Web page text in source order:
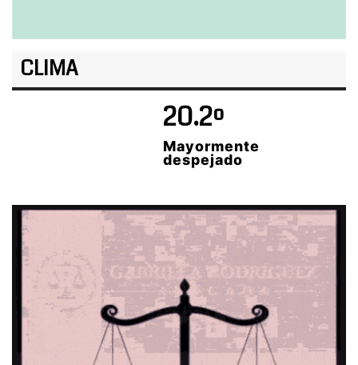
CLIMA
20.2º
Mayormente
despejado